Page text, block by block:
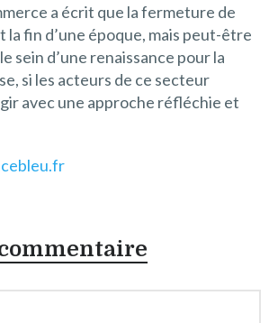
a écrit que la fermeture de
la fin d’une époque, mais peut-être
sein d’une renaissance pour la
si les acteurs de ce secteur
avec une approche réfléchie et